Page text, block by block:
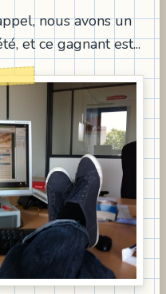
nous avons un
et ce gagnant est...